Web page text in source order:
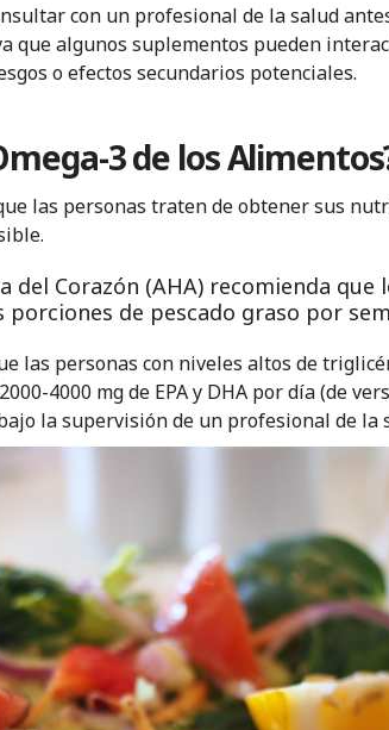
con un profesional de la salud
que algunos suplementos pueden
o efectos secundarios potenciales.
3 de los
las personas traten de obtener sus
del Corazón (AHA) recomienda que
porciones de pescado graso por
las personas con niveles altos de
4000 mg de EPA y DHA por día (de
la supervisión de un profesional de la